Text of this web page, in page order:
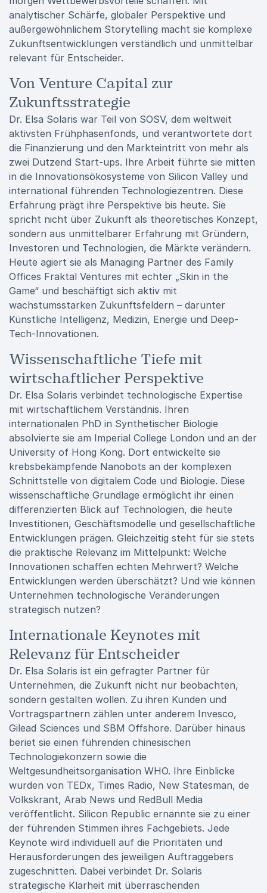
analytischer Schärfe, globaler Perspektive und
außergewöhnlichem Storytelling macht sie komplexe
Zukunftsentwicklungen verständlich und unmittelbar
relevant für Entscheider.
Von Venture Capital zur
Zukunftsstrategie
Dr. Elsa Solaris war Teil von SOSV, dem weltweit
aktivsten Frühphasenfonds, und verantwortete dort
die Finanzierung und den Markteintritt von mehr als
zwei Dutzend Start-ups. Ihre Arbeit führte sie mitten
in die Innovationsökosysteme von Silicon Valley und
international führenden Technologiezentren. Diese
Erfahrung prägt ihre Perspektive bis heute. Sie
spricht nicht über Zukunft als theoretisches Konzept,
sondern aus unmittelbarer Erfahrung mit Gründern,
Investoren und Technologien, die Märkte verändern.
Heute agiert sie als Managing Partner des Family
Offices Fraktal Ventures mit echter „Skin in the
Game“ und beschäftigt sich aktiv mit
wachstumsstarken Zukunftsfeldern – darunter
Künstliche Intelligenz, Medizin, Energie und Deep-
Tech-Innovationen.
Wissenschaftliche Tiefe mit
wirtschaftlicher Perspektive
Dr. Elsa Solaris verbindet technologische Expertise
mit wirtschaftlichem Verständnis. Ihren
internationalen PhD in Synthetischer Biologie
absolvierte sie am Imperial College London und an der
University of Hong Kong. Dort entwickelte sie
krebsbekämpfende Nanobots an der komplexen
Schnittstelle von digitalem Code und Biologie. Diese
wissenschaftliche Grundlage ermöglicht ihr einen
differenzierten Blick auf Technologien, die heute
Investitionen, Geschäftsmodelle und gesellschaftliche
Entwicklungen prägen. Gleichzeitig steht für sie stets
die praktische Relevanz im Mittelpunkt: Welche
Innovationen schaffen echten Mehrwert? Welche
Entwicklungen werden überschätzt? Und wie können
Unternehmen technologische Veränderungen
strategisch nutzen?
Internationale Keynotes mit
Relevanz für Entscheider
Dr. Elsa Solaris ist ein gefragter Partner für
Unternehmen, die Zukunft nicht nur beobachten,
sondern gestalten wollen. Zu ihren Kunden und
Vortragspartnern zählen unter anderem Invesco,
Gilead Sciences und SBM Offshore. Darüber hinaus
beriet sie einen führenden chinesischen
Technologiekonzern sowie die
Weltgesundheitsorganisation WHO. Ihre Einblicke
wurden von TEDx, Times Radio, New Statesman, de
Volkskrant, Arab News und RedBull Media
veröffentlicht. Silicon Republic ernannte sie zu einer
der führenden Stimmen ihres Fachgebiets. Jede
Keynote wird individuell auf die Prioritäten und
Herausforderungen des jeweiligen Auftraggebers
zugeschnitten. Dabei verbindet Dr. Solaris
strategische Klarheit mit überraschenden